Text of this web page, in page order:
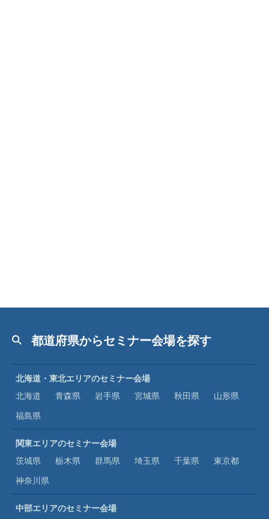
都道府県からセミナー会場を探す
北海道・東北エリアのセミナー会場
北海道
青森県 岩手県 宮城県 秋田県
山形県
福島県
関東エリアのセミナー会場
茨城県
栃木県 群馬県 埼玉県 千葉県
東京都
神奈川県
中部エリアのセミナー会場